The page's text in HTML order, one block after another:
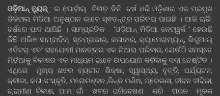
ଓଡ଼ିଆନ୍‍ ନ୍ୟୁଜ୍‍: ଇ-ପୋର୍ଟାଲ୍ ବିଗତ ତିନି ବର୍ଷ ଧରି ଓଡ଼ିଶାର ଏକ ପ୍ରମୁଖ
ଡିଜିଟାଲ ମିଡିଆ ଅନୁଷ୍ଠାନ ଭାବେ ସ୍ଵତନ୍ତ୍ର ପରିଚୟ ପାଇଛି । ଆଜି ଚାରି
ବର୍ଷରେ ପାଦ ଥାପିଛି । ସାମ୍ପ୍ରତିକ ‘ଓଡ଼ିଆନ୍‍ ମିଡିଆ ନେଟୱର୍କ ’ ହେଉଛି
କିଛି ଅଭିଜ୍ଞ ସାମ୍ବାଦିକ, ସ୍ତମ୍ଭକାର, କଳାକାର, କ୍ୟାମେରାମ୍ୟାନ୍, ଭିଜୁଆଲ୍
ଏଡିଟର୍ ଏବଂ ସହଯୋଗୀ ମାନଙ୍କର ଏକ ନିଆରା ପରିବାର, ଯେଉଁଠି ସମସ୍ତେ
ମିଡିଆକୁ ବିକାଶର ଏକ ମାଧ୍ୟମ ଭାବେ ଉପଯୋଗ କରିବାକୁ ସଦା ଚେଷ୍ଟିତ ।
ଏଥିରେ ମୁଖ୍ୟ ଖବର ବ୍ୟତୀତ ଶିକ୍ଷା, ସ୍ୱାସ୍ଥ୍ୟ, ବୃତ୍ତି, ପର୍ଯ୍ୟଟନ,
କ୍ରୀଡା, କଳା ସଂସ୍କୃତି, ମନୋରଞ୍ଜନ ,ଭିନ୍ନ ମଣିଷ, ପ୍ରେରଣା, ଜୀବନ ଜୀବିକା,
ଗ୍ରାମୀଣ ବିକାଶ, ଆମ ଗାଁ ଖବର ପରିବେଷଣ କରି ଗଠନ ମୂଳକ